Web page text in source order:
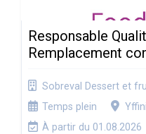
Responsable
Remplacement
Sobreval Dessert et
Temps plein
À partir du 01.08.2026